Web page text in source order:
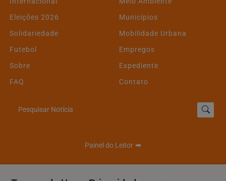
Eleições 2026
Municípios
Solidariedade
Mobilidade Urbana
Futebol
Empregos
Sobre
Expediente
FAQ
Contato
Pesquisar Notícia
Painel do Leitor